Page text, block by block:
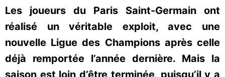
Les joueurs du Paris Saint-Germain ont
réalisé un véritable exploit, avec une
nouvelle Ligue des Champions après celle
déjà remportée l’année dernière. Mais la
saison est loin d’être terminée, puisqu’il y a